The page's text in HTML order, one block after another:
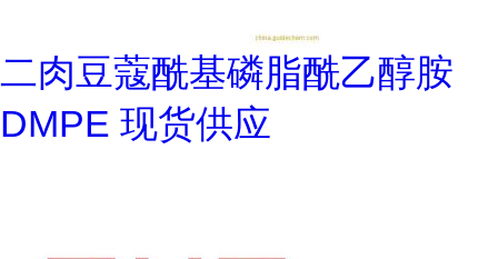
二肉豆蔻酰基磷脂酰乙醇胺
DMPE 现货供应